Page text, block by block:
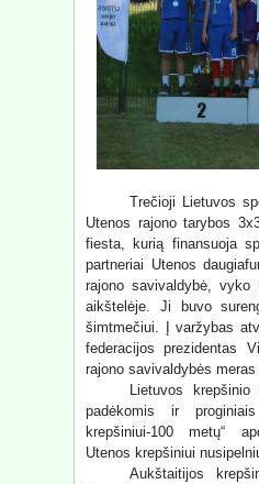
Trečioji Lietuvos
Utenos rajono tarybos
fiesta, kurią finansuoja
partneriai Utenos
rajono savivaldybė, vyko
aikštelėje. Ji buvo
šimtmečiui. Į varžybas
federacijos prezidentas
rajono savivaldybės
Lietuvos
padėkomis ir
krepšiniui-100 metų“
Utenos krepšiniui
Aukštaitijos